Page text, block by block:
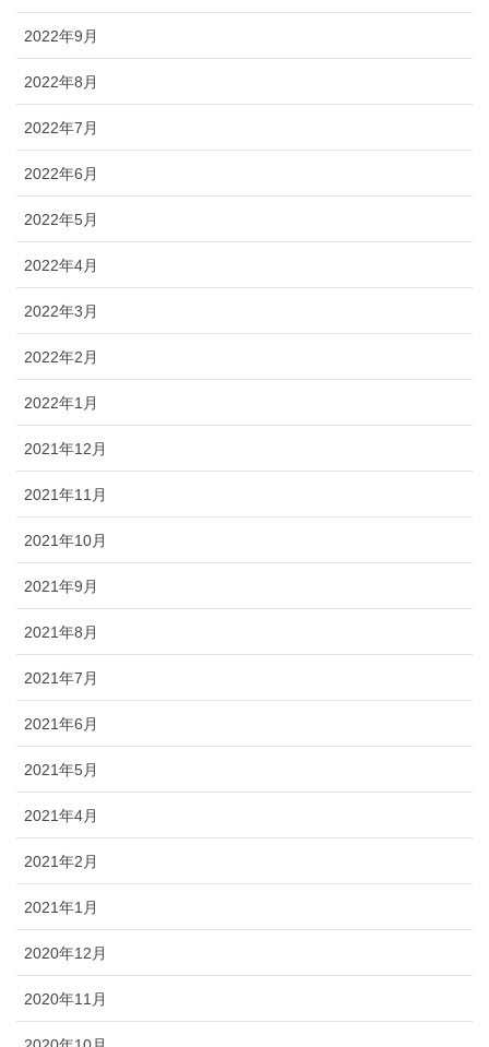
2022年9月
2022年8月
2022年7月
2022年6月
2022年5月
2022年4月
2022年3月
2022年2月
2022年1月
2021年12月
2021年11月
2021年10月
2021年9月
2021年8月
2021年7月
2021年6月
2021年5月
2021年4月
2021年2月
2021年1月
2020年12月
2020年11月